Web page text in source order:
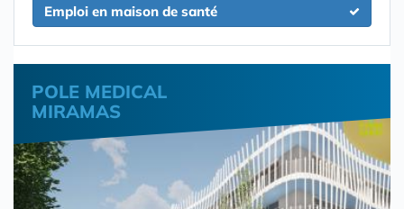
Emploi en maison de santé
POLE MEDICAL
MIRAMAS